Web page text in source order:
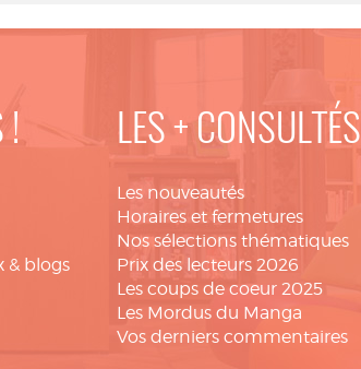
!
& blogs
LES + CONSULTÉS
Les nouveautés
Horaires et fermetures
Nos sélections thématiques
Prix des lecteurs 2026
Les coups de coeur 2025
Les Mordus du Manga
Vos derniers commentaires